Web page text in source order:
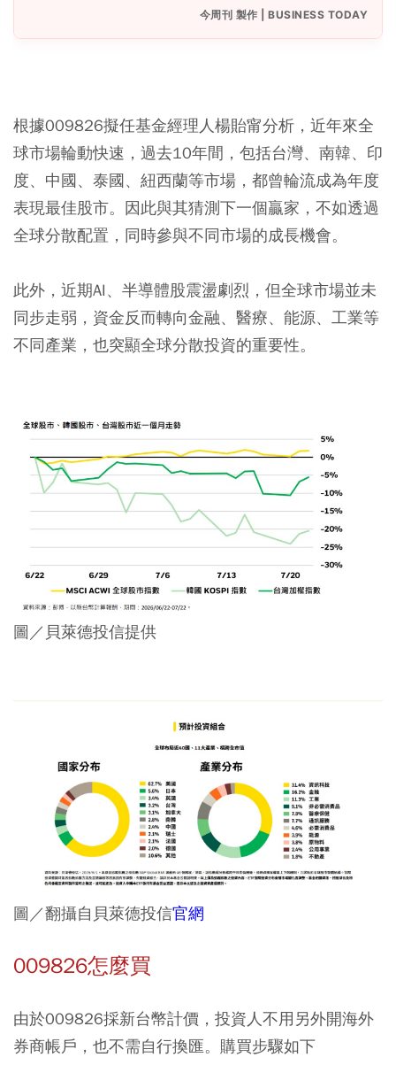
今周刊 製作 | BUSINESS TODAY
根據009826擬任基金經理人楊貽甯分析，近年來全
球市場輪動快速，過去10年間，包括台灣、南韓、印
度、中國、泰國、紐西蘭等市場，都曾輪流成為年度
表現最佳股市。因此與其猜測下一個贏家，不如透過
全球分散配置，同時參與不同市場的成長機會。
此外，近期AI、半導體股震盪劇烈，但全球市場並未
同步走弱，資金反而轉向金融、醫療、能源、工業等
不同產業，也突顯全球分散投資的重要性。
圖／貝萊德投信提供
圖／翻攝自貝萊德投信官網
009826怎麼買
由於009826採新台幣計價，投資人不用另外開海外
券商帳戶，也不需自行換匯。購買步驟如下